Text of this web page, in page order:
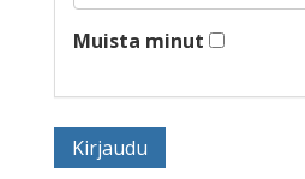
Muista minut